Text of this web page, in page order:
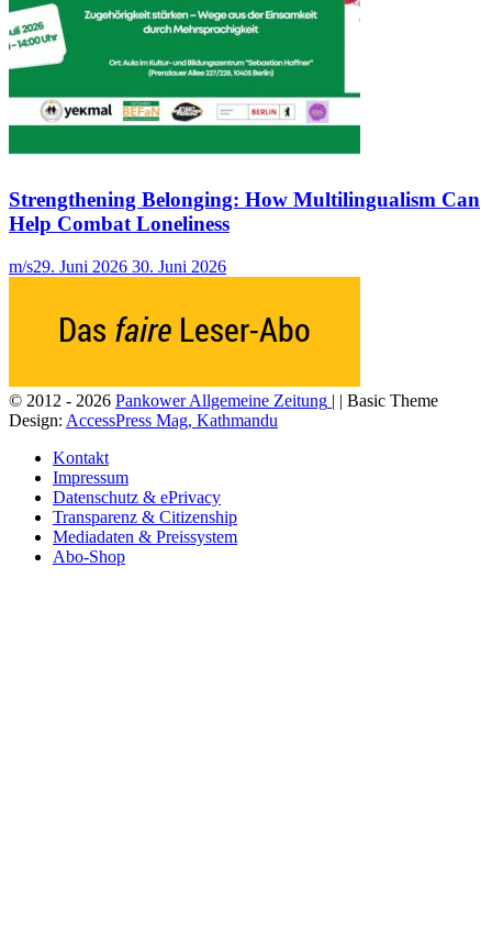
Strengthening Belonging: How Multilingualism Can
Help Combat Loneliness
m/s29. Juni 2026 30. Juni 2026
© 2012 - 2026 Pankower Allgemeine Zeitung | | Basic Theme
Design: AccessPress Mag, Kathmandu
Kontakt
Impressum
Datenschutz & ePrivacy
Transparenz & Citizenship
Mediadaten & Preissystem
Abo-Shop